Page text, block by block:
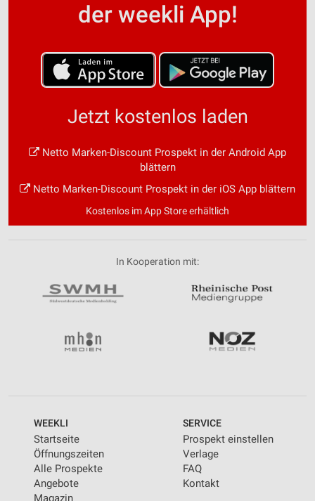
der weekli App!
Jetzt kostenlos laden
Netto Marken-Discount Prospekt in der Android App
blättern
Netto Marken-Discount Prospekt in der iOS App blättern
Kostenlos im App Store erhältlich
In Kooperation mit:
WEEKLI
Startseite
Öffnungszeiten
Alle Prospekte
Angebote
Magazin
SERVICE
Prospekt einstellen
Verlage
FAQ
Kontakt